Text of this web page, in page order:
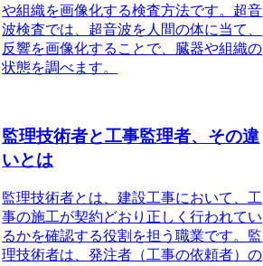
や組織を画像化する検査方法です。超音
波検査では、超音波を人間の体に当て、
反響を画像化することで、臓器や組織の
状態を調べます。
監理技術者と工事監理者、その違
いとは
監理技術者とは、建設工事において、工
事の施工が契約どおり正しく行われてい
るかを確認する役割を担う職業です。監
理技術者は、発注者（工事の依頼者）の